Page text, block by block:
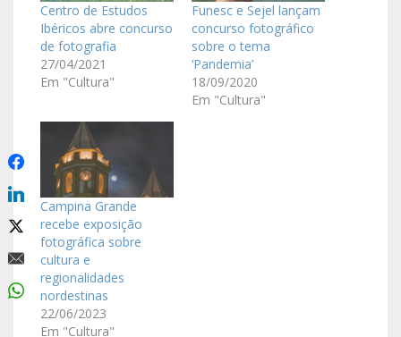
Centro de Estudos
Ibéricos abre concurso
de fotografia
27/04/2021
Em "Cultura"
Funesc e Sejel lançam
concurso fotográfico
sobre o tema
‘Pandemia’
18/09/2020
Em "Cultura"
Campina Grande
recebe exposição
fotográfica sobre
cultura e
regionalidades
nordestinas
22/06/2023
Em "Cultura"